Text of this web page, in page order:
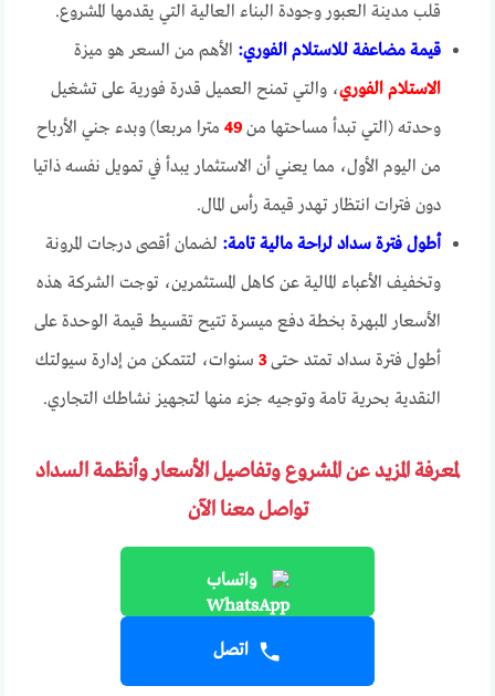
قلب مدينة العبور وجودة البناء العالية التي يقدمها المشروع.
قيمة مضاعفة للاستلام الفوري: الأهم من السعر هو ميزة
الاستلام الفوري، والتي تمنح العميل قدرة فورية على تشغيل
وحدته (التي تبدأ مساحتها من49 مترا مربعا) وبدء جني الأرباح
من اليوم الأول، مما يعني أن الاستثمار يبدأ في تمويل نفسه ذاتيا
دون فترات انتظار تهدر قيمة رأس المال.
أطول فترة سداد لراحة مالية تامة: لضمان أقصى درجات المرونة
وتخفيف الأعباء المالية عن كاهل المستثمرين، توجت الشركة هذه
الأسعار المبهرة بخطة دفع ميسرة تتيح تقسيط قيمة الوحدة على
أطول فترة سداد تمتد حتى3 سنوات، لتتمكن من إدارة سيولتك
النقدية بحرية تامة وتوجيه جزء منها لتجهيز نشاطك التجاري.
لمعرفة المزيد عن المشروع وتفاصيل الأسعار وأنظمة السداد
تواصل معنا الآن
واتساب
اتصل